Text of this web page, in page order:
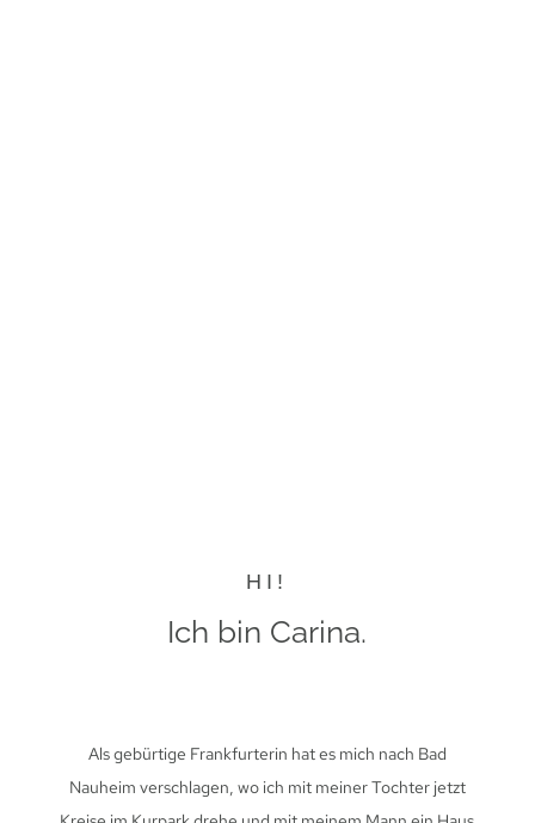
HI!
Ich bin Carina.
Als gebürtige Frankfurterin hat es mich nach Bad
Nauheim verschlagen, wo ich mit meiner Tochter jetzt